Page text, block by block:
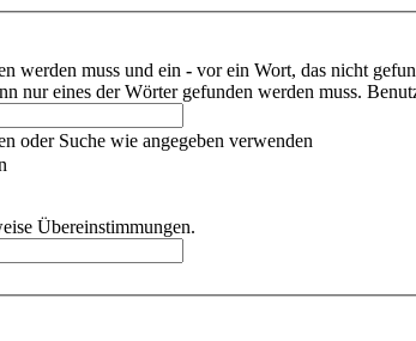
werden muss und ein - vor ein Wort, das nicht
nur eines der Wörter gefunden werden muss.
oder Suche wie angegeben verwenden
Übereinstimmungen.